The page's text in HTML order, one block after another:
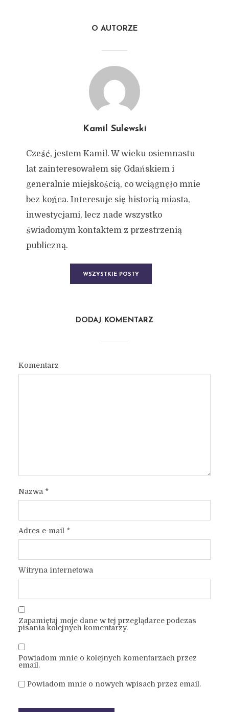
O AUTORZE
Kamil Sulewski
Cześć, jestem Kamil. W wieku osiemnastu
lat zainteresowałem się Gdańskiem i
generalnie miejskością, co wciągnęło mnie
bez końca. Interesuje się historią miasta,
inwestycjami, lecz nade wszystko
świadomym kontaktem z przestrzenią
publiczną.
WSZYSTKIE POSTY
DODAJ KOMENTARZ
Komentarz
Nazwa *
Adres e-mail *
Witryna internetowa
Zapamiętaj moje dane w tej przeglądarce podczas
pisania kolejnych komentarzy.
Powiadom mnie o kolejnych komentarzach przez
email.
Powiadom mnie o nowych wpisach przez email.